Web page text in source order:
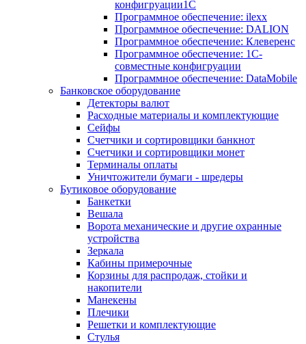
конфигруации1С
Программное обеспечение: ilexx
Программное обеспечение: DALION
Программное обеспечение: Клеверенс
Программное обеспечение: 1С-
совместные конфигруации
Программное обеспечение: DataMobile
Банковское оборудование
Детекторы валют
Расходные материалы и комплектующие
Сейфы
Счетчики и сортировщики банкнот
Счетчики и сортировщики монет
Терминалы оплаты
Уничтожители бумаги - шредеры
Бутиковое оборудование
Банкетки
Вешала
Ворота механические и другие охранные
устройства
Зеркала
Кабины примерочные
Корзины для распродаж, стойки и
накопители
Манекены
Плечики
Решетки и комплектующие
Стулья